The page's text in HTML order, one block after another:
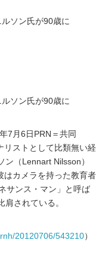
ソン氏が90歳に
ソン氏が90歳に
7月6日PRN＝共同
リストとして比類無い経
ン（Lennart Nilsson）
はカメラを持った教育者
サンス・マン」と呼ば
されている。
20120706/543210）